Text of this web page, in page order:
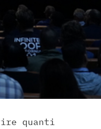
quanti